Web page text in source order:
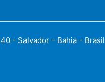
- Salvador - Bahia - Brasil